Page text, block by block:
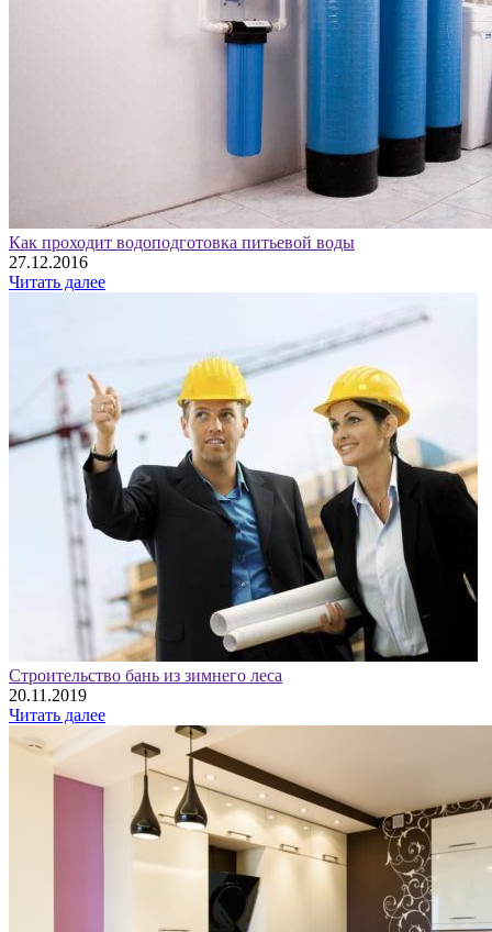
Как проходит водоподготовка питьевой воды
27.12.2016
Читать далее
Строительство бань из зимнего леса
20.11.2019
Читать далее